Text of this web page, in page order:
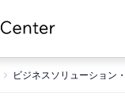
ビジネスソリューション